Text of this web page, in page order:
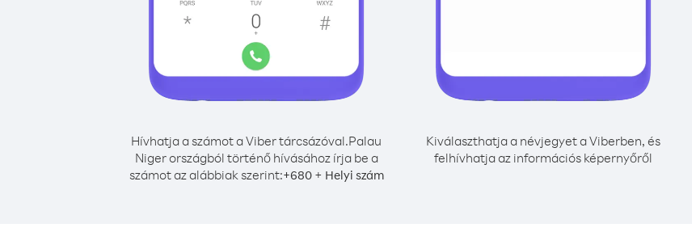
Hívhatja a számot a Viber tárcsázóval.Palau
Niger országból történő hívásához írja be a
számot az alábbiak szerint:+680+ Helyi szám
Kiválaszthatja a névjegyet a Viberben, és
felhívhatja az információs képernyőről